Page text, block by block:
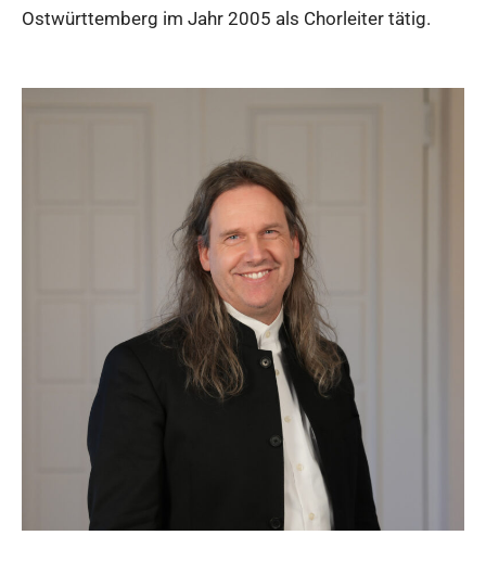
Ostwürttemberg im Jahr 2005 als Chorleiter tätig.